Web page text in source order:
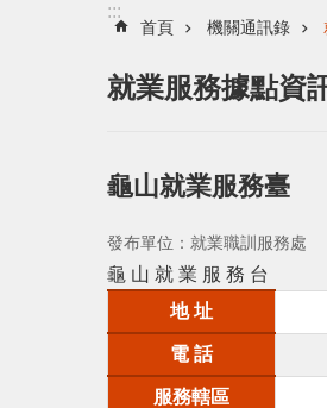
:::
首頁 機關通訊錄
就業服務據點資
龜山就業服務臺
發布單位：就業職訓服務處
龜 山 就 業 服 務 台
地 址
電 話
服務轄區